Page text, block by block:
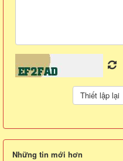
Những tin mới hơn